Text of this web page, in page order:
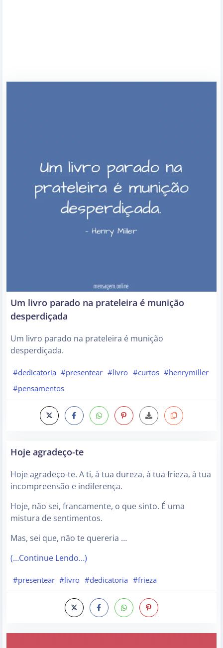
Um livro parado na prateleira é munição
desperdiçada
Um livro parado na prateleira é munição
desperdiçada.
#dedicatoria #presentear #livro #curtos #henrymiller
#pensamentos
Hoje agradeço-te
Hoje agradeço-te. A ti, à tua dureza, à tua frieza, à tua
incompreensão e indiferença.
Hoje, não sei, francamente, o que sinto. É uma
mistura de sentimentos.
Mas, sei que, não te quereria …
(…Continue Lendo…)
#presentear #livro #dedicatoria #frieza